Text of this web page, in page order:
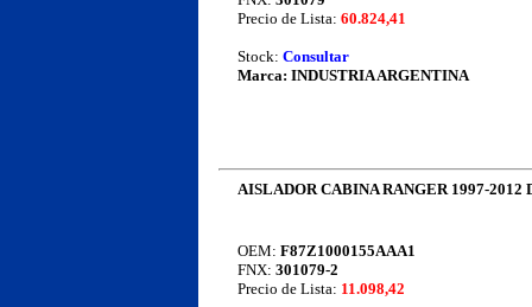
Precio de Lista: 60.824,41
Stock: Consultar
Marca: INDUSTRIA ARGENTINA
AISLADOR CABINA RANGER 1997-
OEM: F87Z1000155AAA1
FNX: 301079-2
Precio de Lista: 11.098,42